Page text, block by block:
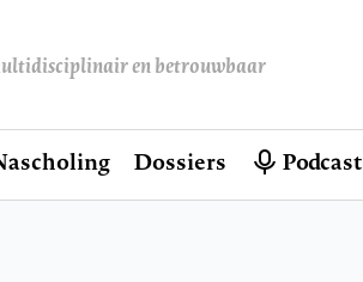
en betrouwbaar
Dossiers Podcast